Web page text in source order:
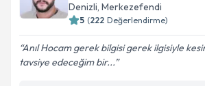
Kişisel verilerimin işlenmesine
Metni'ni okudum ve kişisel
Denizli, Merkezefendi
5 (222 Değerlendirme)
Anıl Hocam gerek bilgisi gerek ilgisiyle
tavsiye edeceğim bir...